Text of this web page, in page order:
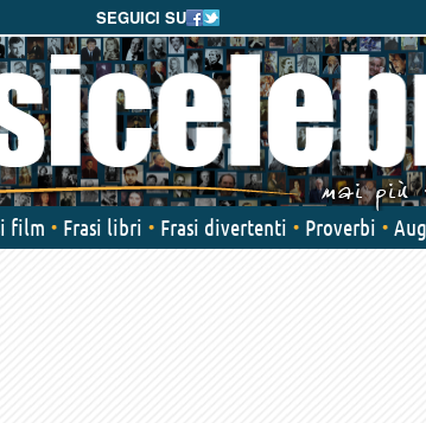
SEGUICI SU
film Frasi libri Frasi divertenti Proverbi